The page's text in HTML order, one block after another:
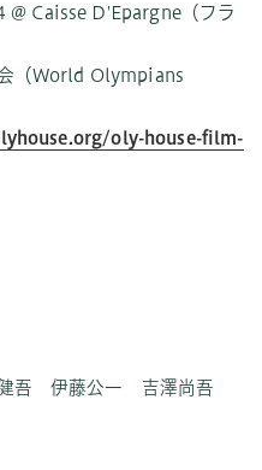
@ Caisse D'Epargne（フラ
（World Olympians
oly-house-film-
伊藤公一 吉澤尚吾